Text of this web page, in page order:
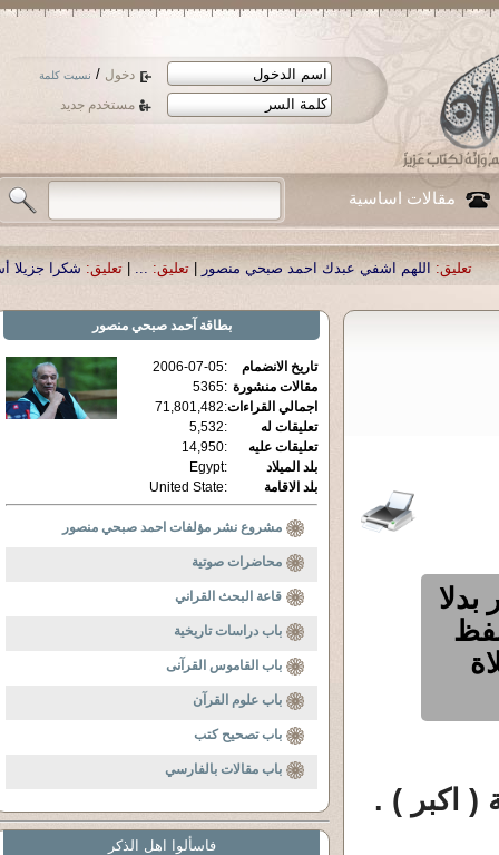
دخول / نسيت كلمة
مستخدم جديد
مقالات اساسية
اشفي عبدك احمد صبحي منصور|تعليق: ...
|تعليق: شكرا جزيلا أستاذ حمد
بدلا
( اكبر ) .
بطاقة آحمد صبحي منصور
تاريخ الانضمام :
2006-07-05
مقالات منشورة :
5365
اجمالي القراءات:
71,801,482
تعليقات له
:
5,532
تعليقات عليه
:
14,950
بلد الميلاد
:
Egypt
بلد الاقامة
:
United State
مشروع نشر مؤلفات احمد صبحي منصور
محاضرات صوتية
قاعة البحث القراني
باب دراسات تاريخية
باب القاموس القرآنى
باب علوم القرآن
باب تصحيح كتب
باب مقالات بالفارسي
فاسألوا اهل الذكر